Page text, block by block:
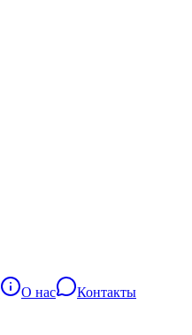
О нас Контакты